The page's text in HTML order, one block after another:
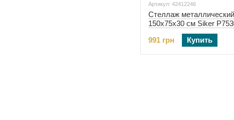
Артикул: 42412246
Стеллаж металлический
150х75х30 см Siker
черный 4 полки
991 грн
Купить